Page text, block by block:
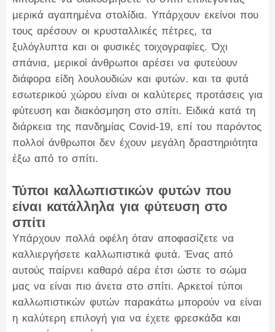
μερικά αγαπημένα στολίδια. Υπάρχουν εκείνοι που
τους αρέσουν οι κρυσταλλικές πέτρες, τα
ξυλόγλυπτα και οι φυσικές τοιχογραφίες. Όχι
σπάνια, μερικοί άνθρωποι αρέσει να φυτεύουν
διάφορα είδη λουλουδιών και φυτών. και τα φυτά
εσωτερικού χώρου είναι οι καλύτερες προτάσεις για
φύτευση και διακόσμηση στο σπίτι. Ειδικά κατά τη
διάρκεια της πανδημίας Covid-19, επί του παρόντος
πολλοί άνθρωποι δεν έχουν μεγάλη δραστηριότητα
έξω από το σπίτι.
Τύποι καλλωπιστικών φυτών που
είναι κατάλληλα για φύτευση στο
σπίτι
Υπάρχουν πολλά οφέλη όταν αποφασίζετε να
καλλιεργήσετε καλλωπιστικά φυτά. Ένας από
αυτούς παίρνει καθαρό αέρα έτσι ώστε το σώμα
μας να είναι πιο άνετα στο σπίτι. Αρκετοί τύποι
καλλωπιστικών φυτών παρακάτω μπορούν να είναι
η καλύτερη επιλογή για να έχετε φρεσκάδα και